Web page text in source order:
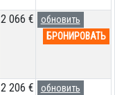
2 066 €
обновить
БРОНИРОВАТЬ
2 206 €
обновить